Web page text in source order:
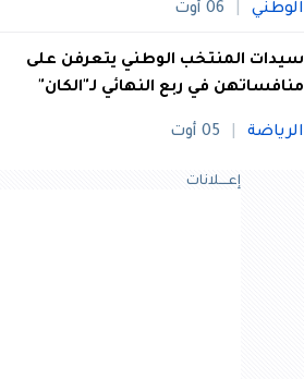
الوطني 06 أوت
سيدات المنتخب الوطني يتعرفن على
منافساتهن في ربع النهائي لـ"الكان"
الرياضة 05 أوت
إعــــلانات